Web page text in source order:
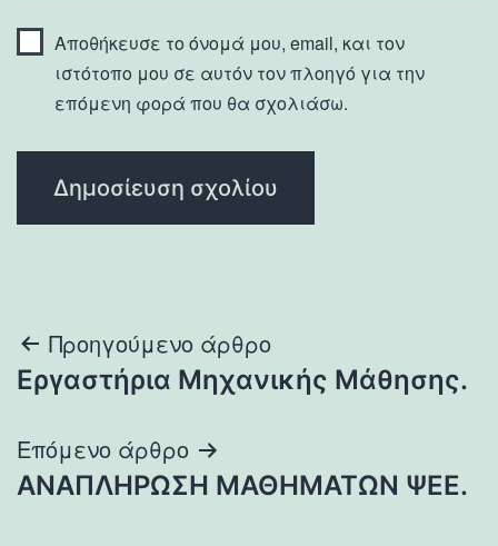
Αποθήκευσε το όνομά μου, email, και τον
ιστότοπο μου σε αυτόν τον πλοηγό για την
επόμενη φορά που θα σχολιάσω.
Πλοήγηση
άρθρων
Προηγούμενο άρθρο
Εργαστήρια Μηχανικής Μάθησης.
Επόμενο άρθρο
ΑΝΑΠΛΗΡΩΣΗ ΜΑΘΗΜΑΤΩΝ ΨΕΕ.